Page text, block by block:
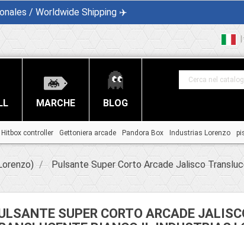
/ Worldwide Shipping ✈️
MARCHE BLOG
Hitbox controller Gettoniera arcade Pandora Box Industrias Lorenzo
Pulsante Super Corto Arcade Jalisco
SUPER CORTO ARCADE